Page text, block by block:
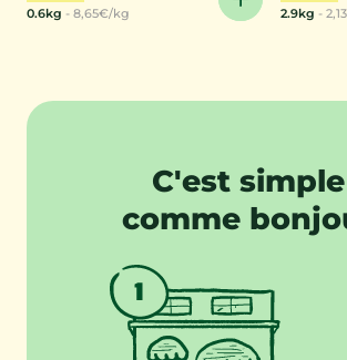
0.6kg - 8,65€/kg 2.9kg -
C'est simple
comme